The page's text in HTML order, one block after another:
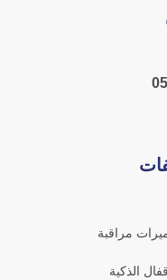
مراقبة
الذكية